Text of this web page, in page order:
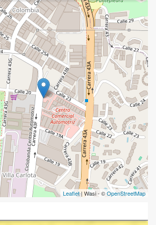
Leaflet| Wasi - ©OpenStreetMap